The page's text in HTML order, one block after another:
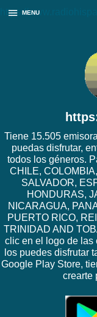
https://
Tiene 15.505
puedas disfrutar,
todos los géneros.
CHILE,
SALVADOR,
HONDURAS,
NICARAGUA,
PUERTO RICO,
TRINIDAD AND
clic en el logo de las
los puedes disfrutar
Google Play Store,
crearte
MENU